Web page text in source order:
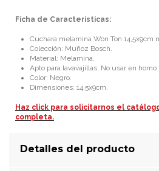
Ficha de Características:
Cuchara melamina Won Ton 14,5x9cm
Colección: Muñoz Bosch.
Material: Melamina.
Apto para lavavajillas. No usar en horno
Color: Negro.
Dimensiones: 14,5x9cm.
Haz click para solicitarnos el
completa.
Detalles del producto